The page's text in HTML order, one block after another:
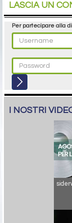
LASCIA UN
Per partecipare alla
I NOSTRI